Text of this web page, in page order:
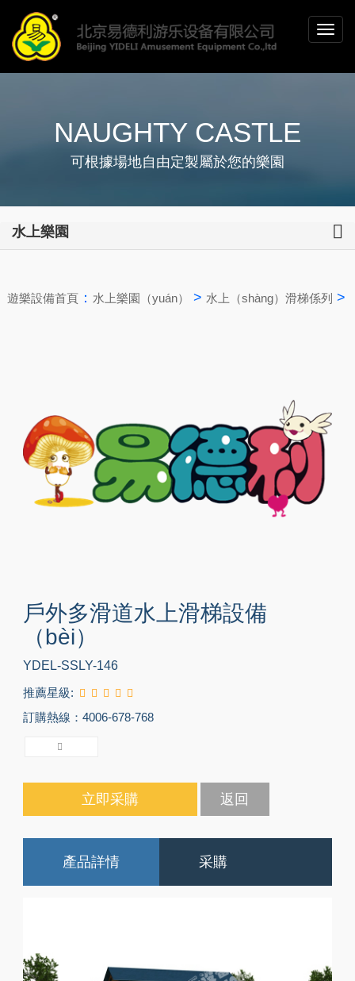
NAUGHTY CASTLE
可根據場地自由定製屬於您的樂園
水上樂園
遊樂設備首頁： 水上樂園（yuán） > 水上（shàng）滑梯係列 >
戶外多滑道水上滑梯設備
（bèi）
YDEL-SSLY-146
推薦星級:
訂購熱線：4006-678-768
立即采購 返回
產品詳情 采購